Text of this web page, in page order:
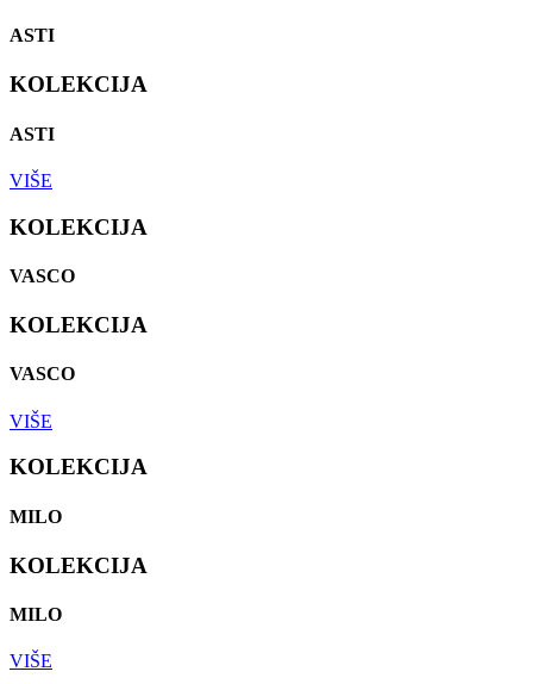
ASTI
KOLEKCIJA
ASTI
VIŠE
KOLEKCIJA
VASCO
KOLEKCIJA
VASCO
VIŠE
KOLEKCIJA
MILO
KOLEKCIJA
MILO
VIŠE